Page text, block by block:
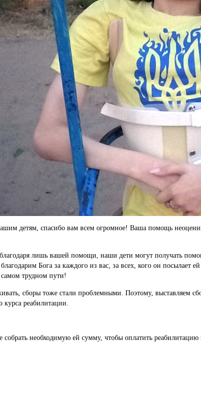
детям, спасибо вам всем огромное! Ваша помощь
лишь вашей помощи, наши дети могут получать
Бога за каждого из вас, за всех, кого он
трудном пути!
сборы тоже стали проблемными. Поэтому, выставляем
реабилитации.
необходимую ей сумму, чтобы оплатить